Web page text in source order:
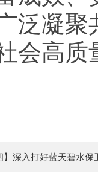
泛凝
会高
】深入打好蓝天碧水